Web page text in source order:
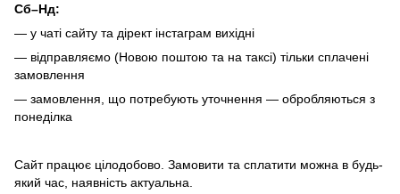
Сб–Нд:
— у чаті сайту та дірект інстаграм вихідні
— відправляємо (Новою поштою та на таксі) тільки сплачені
замовлення
— замовлення, що потребують уточнення — обробляються з
понеділка
Сайт працює цілодобово. Замовити та сплатити можна в будь-
який час, наявність актуальна.